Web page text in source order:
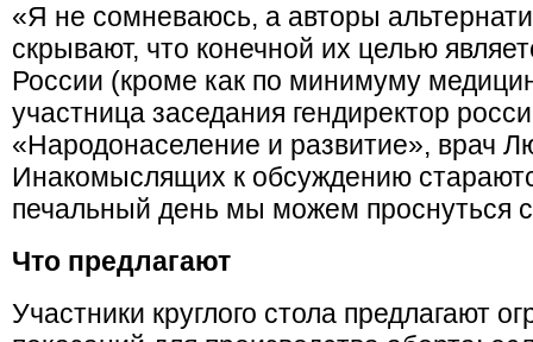
«Я не сомневаюсь, а авторы
скрывают, что конечной их целью
России (кроме как по минимуму
участница заседания гендиректор
«Народонаселение и развитие», врач
Инакомыслящих к обсуждению
печальный день мы можем проснуться
Что предлагают
Участники круглого стола предлагают